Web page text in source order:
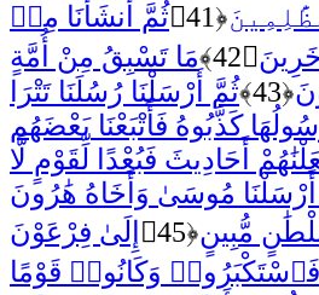
﴿41﴾
ثُمَّ أَنشَأْنَا مِنۢ
﴿42﴾
مَا تَسْبِقُ مِنْ أُمَّةٍ
﴿43﴾
ثُمَّ أَرْسَلْنَا رُسُلَنَا تَتْرَا
كَذَّبُوهُ فَأَتْبَعْنَا بَعْضَهُم
أَحَادِيثَ فَبُعْدًا لِّقَوْمٍ لَّا
مُوسَىٰ وَأَخَاهُ هَٰرُونَ
مُّبِينٍ﴿45﴾
إِلَىٰ فِرْعَوْنَ
وَكَانُوا۟ قَوْمًا